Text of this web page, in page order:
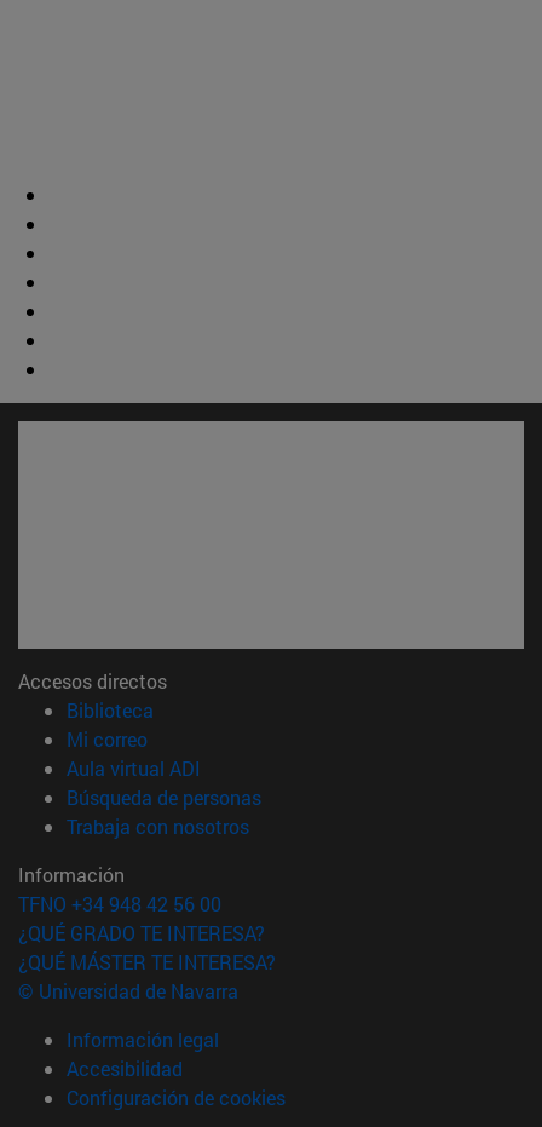
Accesos directos
Biblioteca
Mi correo(abre en nueva ventana)
Aula virtual ADI
Búsqueda de personas(abre en nueva ventana)
Trabaja con nosotros(abre en nueva ventana)
Información
TFNO +34 948 42 56 00
¿QUÉ GRADO TE INTERESA?
¿QUÉ MÁSTER TE INTERESA?
© Universidad de Navarra
Información legal
Accesibilidad
Configuración de cookies